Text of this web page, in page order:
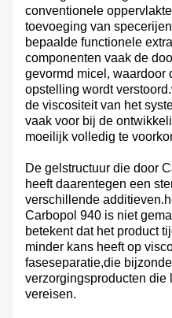
conventionele
toevoeging van
bepaalde functionele
componenten vaak de
gevormd micel, waardoor
opstelling wordt
de viscositeit van het
vaak voor bij de
moeilijk volledig te
De gelstructuur die door
heeft daarentegen een
verschillende
Carbopol 940 is niet
betekent dat het product
minder kans heeft op
faseseparatie,die
verzorgingsproducten die
vereisen.